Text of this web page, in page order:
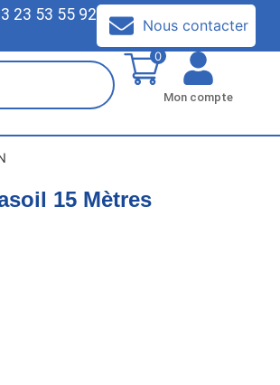
23 53 55 92
Nous contacter
0
Mon compte
15 Mètres